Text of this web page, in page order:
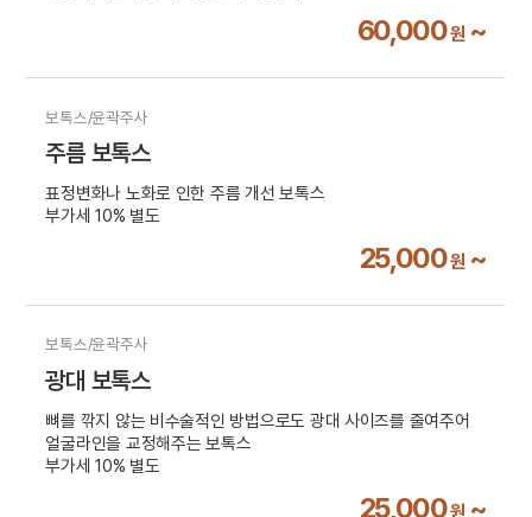
60,000원 ~
보톡스/윤곽주사
주름 보톡스
표정변화나 노화로 인한 주름 개선 보톡스
부가세 10% 별도
25,000원 ~
보톡스/윤곽주사
광대 보톡스
뼈를 깎지 않는 비수술적인 방법으로도 광대 사이즈를 줄여주어
얼굴라인을 교정해주는 보톡스
부가세 10% 별도
25,000원 ~